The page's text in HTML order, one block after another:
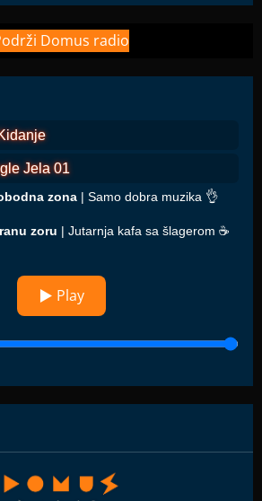
Domus radio
Jela 01
zona | Samo dobra muzika 👌
zoru | Jutarnja kafa sa šlagerom ☕️
▶ Play